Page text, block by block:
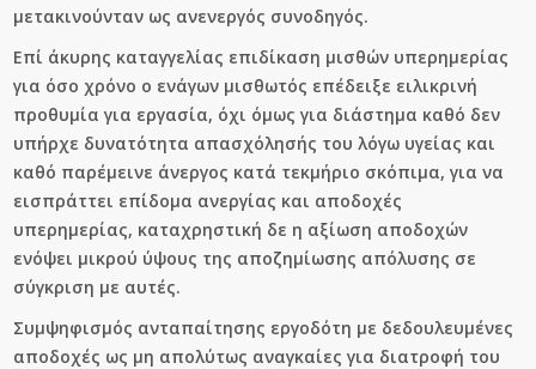
μετακινούνταν ως ανενεργός συνοδηγός.
Επί άκυρης καταγγελίας επιδίκαση μισθών υπερημερίας
για όσο χρόνο ο ενάγων μισθωτός επέδειξε ειλικρινή
προθυμία για εργασία, όχι όμως για διάστημα καθό δεν
υπήρχε δυνατότητα απασχόλησής του λόγω υγείας και
καθό παρέμεινε άνεργος κατά τεκμήριο σκόπιμα, για να
εισπράττει επίδομα ανεργίας και αποδοχές
υπερημερίας, καταχρηστική δε η αξίωση αποδοχών
ενόψει μικρού ύψους της αποζημίωσης απόλυσης σε
σύγκριση με αυτές.
Συμψηφισμός ανταπαίτησης εργοδότη με δεδουλευμένες
αποδοχές ως μη απολύτως αναγκαίες για διατροφή του